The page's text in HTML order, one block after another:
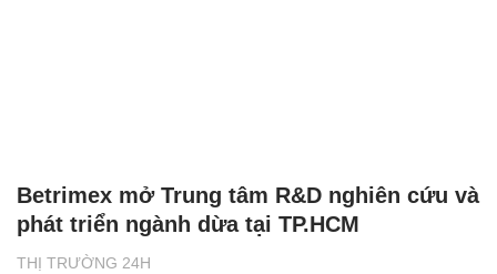
THỊ TRƯỜNG 24H
Betrimex mở Trung tâm R&D nghiên cứu và
phát triển ngành dừa tại TP.HCM